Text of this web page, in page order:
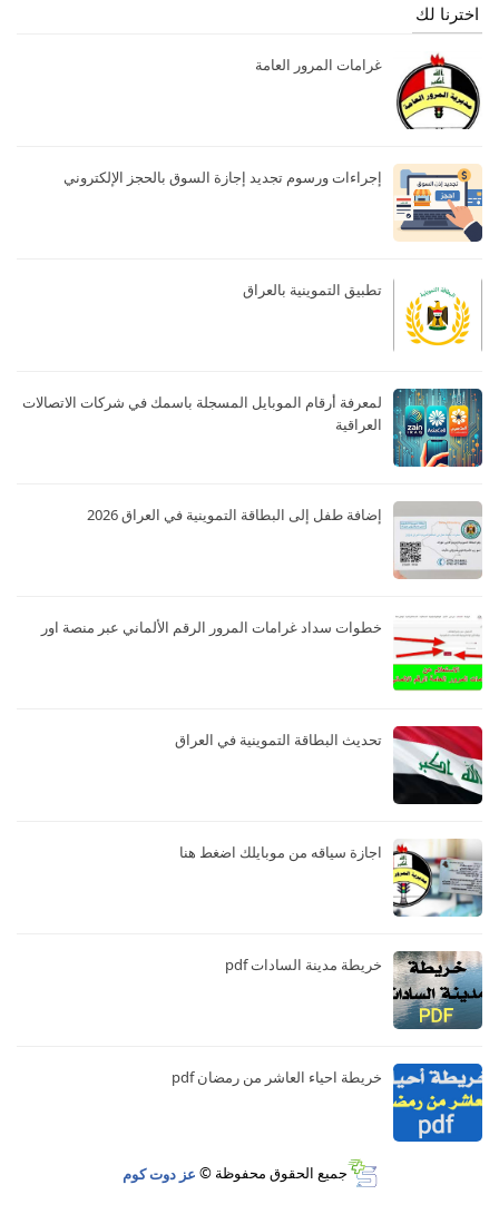
اخترنا لك
غرامات المرور العامة
إجراءات ورسوم تجديد إجازة السوق بالحجز الإلكتروني
تطبيق التموينية بالعراق
لمعرفة أرقام الموبايل المسجلة باسمك في شركات الاتصالات
العراقية
إضافة طفل إلى البطاقة التموينية في العراق 2026
خطوات سداد غرامات المرور الرقم الألماني عبر منصة اور
تحديث البطاقة التموينية في العراق
اجازة سياقه من موبايلك اضغط هنا
خريطة مدينة السادات pdf
خريطة احياء العاشر من رمضان pdf
جميع الحقوق محفوظة © عز دوت كوم